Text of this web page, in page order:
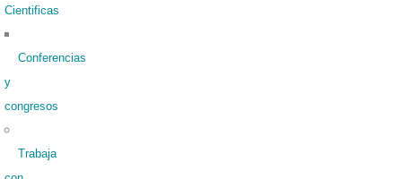
Cientificas
Conferencias
y
congresos
Trabaja